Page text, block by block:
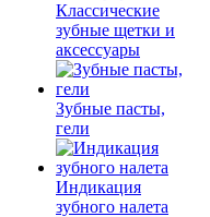
Классические
зубные щетки и
аксессуары
Зубные пасты,
гели
Индикация
зубного налета